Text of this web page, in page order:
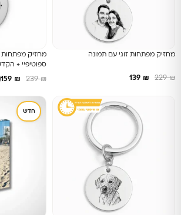
מחזיק מפתחות זוגי עם תמונה
₪
229
₪
מחזיק
ספוטיפיי +
₪
239
₪
חדש